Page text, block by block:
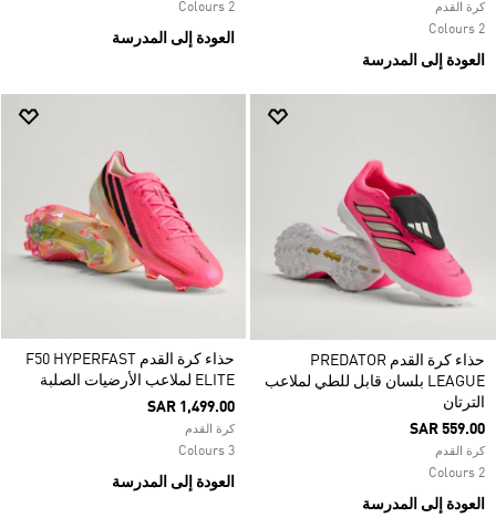
كرة القدم
2 Colours
العودة إلى المدرسة
2 Colours
العودة إلى المدرسة
حذاء كرة القدم PREDATOR
LEAGUE بلسان قابل للطي لملاعب
الترتان
SAR 559.00
كرة القدم
2 Colours
العودة إلى المدرسة
حذاء كرة القدم F50 HYPERFAST
ELITE لملاعب الأرضيات الصلبة
SAR 1,499.00
كرة القدم
3 Colours
العودة إلى المدرسة